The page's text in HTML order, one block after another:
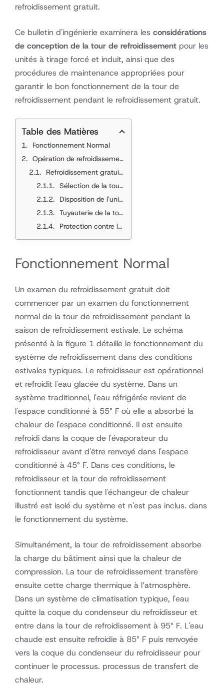
refroidissement gratuit.
Ce bulletin d'ingénierie examinera les considérations
de conception de la tour de refroidissement pour les
unités à tirage forcé et induit, ainsi que des
procédures de maintenance appropriées pour
garantir le bon fonctionnement de la tour de
refroidissement pendant le refroidissement gratuit.
Table des Matières
Fonctionnement Normal
Opération de refroidissement gratuit
Refroidissement gratuit : considérations relatives à la conception du système
Sélection de la tour de refroidissement
Disposition de l'unité
Tuyauterie de la tour de refroidissement
Protection contre le gel
Fonctionnement Normal
Un examen du refroidissement gratuit doit
commencer par un examen du fonctionnement
normal de la tour de refroidissement pendant la
saison de refroidissement estivale. Le schéma
présenté à la figure 1 détaille le fonctionnement du
système de refroidissement dans des conditions
estivales typiques. Le refroidisseur est opérationnel
et refroidit l'eau glacée du système. Dans un
système traditionnel, l'eau réfrigérée revient de
l'espace conditionné à 55° F où elle a absorbé la
chaleur de l'espace conditionné. Il est ensuite
refroidi dans la coque de l'évaporateur du
refroidisseur avant d'être renvoyé dans l'espace
conditionné à 45° F. Dans ces conditions, le
refroidisseur et la tour de refroidissement
fonctionnent tandis que l'échangeur de chaleur
illustré est isolé du système et n'est pas inclus. dans
le fonctionnement du système.
Simultanément, la tour de refroidissement absorbe
la charge du bâtiment ainsi que la chaleur de
compression. La tour de refroidissement transfère
ensuite cette charge thermique à l’atmosphère.
Dans un système de climatisation typique, l'eau
quitte la coque du condenseur du refroidisseur et
entre dans la tour de refroidissement à 95° F. L'eau
chaude est ensuite refroidie à 85° F puis renvoyée
vers la coque du condenseur du refroidisseur pour
continuer le processus. processus de transfert de
chaleur.